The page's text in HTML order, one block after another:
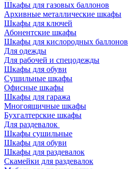
Шкафы для газовых баллонов
Архивные металлические шкафы
Шкафы для ключей
Абонентские шкафы
Шкафы для кислородных баллонов
Для одежды
Для рабочей и спецодежды
Шкафы для обуви
Сушильные шкафы
Офисные шкафы
Шкафы для гаража
Многоящичные шкафы
Бухгалтерские шкафы
Для раздевалок
Шкафы сушильные
Шкафы для обуви
Шкафы для раздевалок
Скамейки для раздевалок